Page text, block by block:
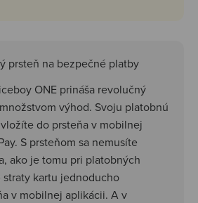
prsteň na bezpečné platby
ONE prináša revolučný
výhod. Svoju platobnú
do prsteňa v mobilnej
S prsteňom sa nemusíte
ako je tomu pri platobných
straty kartu jednoducho
v mobilnej aplikácii. A v